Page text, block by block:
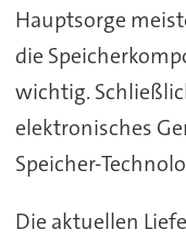
Hauptsorge
die
wichtig.
elektronisches
Speicher-
Die aktuellen